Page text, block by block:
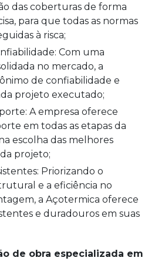
das coberturas de forma
para que todas as normas
à risca;
no mercado, a
de confiabilidade e
projeto executado;
em todas as etapas da
escolha das melhores
projeto;
e a eficiência no
a Açotermica oferece
e duradouros em suas
de obra especializada em